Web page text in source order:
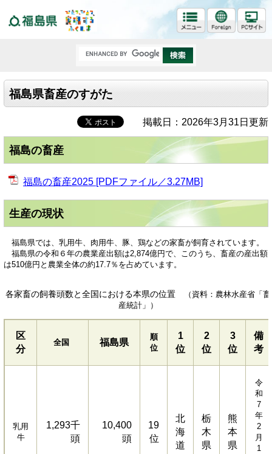
福島県畜産のすがた
掲載日：2026年3月31日更新
福島の畜産
福島の畜産2025 [PDFファイル／3.27MB]
生産の現状
福島県では、乳用牛、肉用牛、豚、鶏などの家畜が飼育されています。
福島県の令和６年の農業産出額は2,874億円で、このうち、畜産の産出額
は510億円と農業全体の約17.7％を占めています。
各家畜の飼養頭数と全国における本県の位置
（資料：農林水産省「畜
産統計」）
区
分
全国 福島県
順
位
1
位
2
位
3
位
備
考
乳用
牛
1,293千
頭
10,400
頭
19
位
北
海
道
栃
木
県
熊
本
県
令
和
7
年
2
月
1